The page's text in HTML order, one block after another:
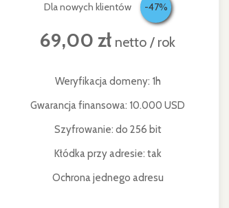
Dla nowych klientów -47%
69,00 zł netto / rok
Weryfikacja domeny: 1h
Gwarancja finansowa: 10.000 USD
Szyfrowanie: do 256 bit
Kłódka przy adresie: tak
Ochrona jednego adresu